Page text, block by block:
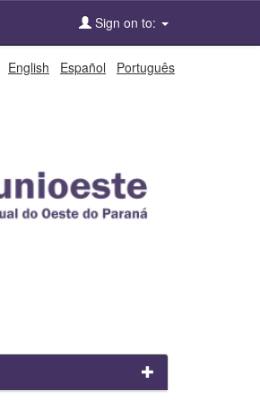
Sign on to:
English Español Português